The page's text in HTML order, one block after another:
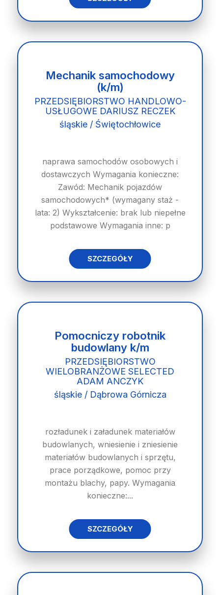
Mechanik samochodowy
(k/m)
PRZEDSIĘBIORSTWO HANDLOWO-
USŁUGOWE DARIUSZ RECZEK
śląskie / Świętochłowice
naprawa samochodów osobowych i
dostawczych Wymagania konieczne:
Zawód: Mechanik pojazdów
samochodowych* (wymagany staż -
lata: 2) Wykształcenie: brak lub niepełne
podstawowe Wymagania inne: p
SZCZEGÓŁY
Pomocniczy robotnik
budowlany k/m
PRZEDSIĘBIORSTWO
WIELOBRANŻOWE SELECTED
ADAM ANCZYK
śląskie / Dąbrowa Górnicza
rozładunek i załadunek materiałów
budowlanych, wniesienie i zniesienie
materiałów budowlanych i sprzętu,
prace porządkowe, pomoc przy
montażu blachy, papy. Wymagania
konieczne:...
SZCZEGÓŁY